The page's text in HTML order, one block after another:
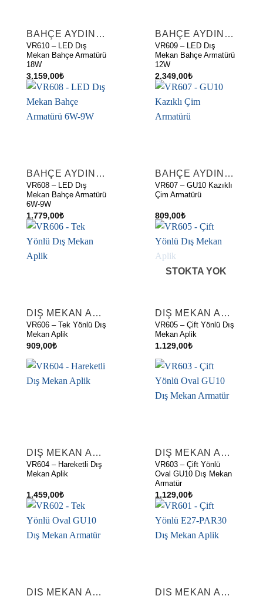
BAHÇE AYDINLATMA ARMATÜRLERI
VR610 – LED Dış
Mekan Bahçe Armatürü
18W
3.159,00₺
BAHÇE AYDINLATMA ARMATÜRLERI
VR609 – LED Dış
Mekan Bahçe Armatürü
12W
2.349,00₺
BAHÇE AYDINLATMA ARMATÜRLERI
VR608 – LED Dış
Mekan Bahçe Armatürü
6W-9W
1.779,00₺
BAHÇE AYDINLATMA ARMATÜRLERI
VR607 – GU10 Kazıklı
Çim Armatürü
809,00₺
DIŞ MEKAN APLIKLER
VR606 – Tek Yönlü Dış
Mekan Aplik
909,00₺
STOKTA YOK
DIŞ MEKAN APLIKLER
VR605 – Çift Yönlü Dış
Mekan Aplik
1.129,00₺
DIŞ MEKAN APLIKLER
VR604 – Hareketli Dış
Mekan Aplik
1.459,00₺
DIŞ MEKAN APLIKLER
VR603 – Çift Yönlü
Oval GU10 Dış Mekan
Armatür
1.129,00₺
DIŞ MEKAN APLIKLER DIŞ MEKAN APLIKLER